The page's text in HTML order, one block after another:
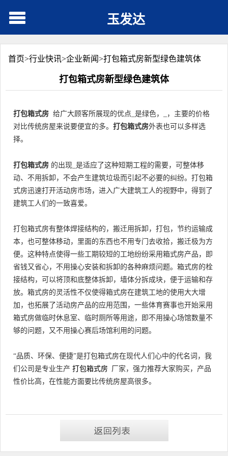
玉发达
首页>行业快讯>企业新闻>打包箱式房新型绿色建筑体
打包箱式房新型绿色建筑体
打包箱式房 给广大顾客所展现的优点_是绿色，_，主要的价格
对比传统房屋来说要便宜的多。 打包箱式房外表也可以多样选
择。
打包箱式房 的出现_是适应了这种短期工程的需要，可整体移
动、不用拆卸，不会产生建筑垃圾而引起不必要的纠纷。打包箱
式房迅速打开活动房市场，进入广大建筑工人的视野中，得到了
建筑工人们的一致喜爱。
打包箱式房有整体焊接结构的，搬迁用拆卸，打包，节约运输成
本，也可整体移动，里面的东西也不用专门去收拾，搬迁极为方
便。这种特点使得一些工期较短的工地纷纷采用箱式房产品，即
省钱又省心，不用操心安装和拆卸的各种麻烦问题。箱式房的栓
接结构，可以将顶和底整体拆卸，墙体分拆成块，便于运输和存
放。箱式房的灵活性不仅使得箱式房在建筑工地的使用大大增
加，也拓展了活动房产品的应用范围，一些体育赛事也开始采用
箱式房做临时休息室、临时厕所等用途，即不用操心场馆数量不
够的问题，又不用操心赛后场馆利用的问题。
“品质、环保、便捷”是打包箱式房在现代人们心中的代名词，我
们公司是专业生产 打包箱式房 厂家，强力推荐大家购买，产品
性价比高，在性能方面要比传统房屋高很多。